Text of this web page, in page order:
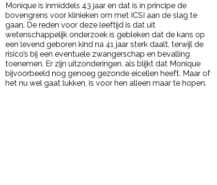
Monique is inmiddels 43 jaar en dat is in principe de
bovengrens voor klinieken om met ICSI aan de slag te
gaan. De reden voor deze leeftijd is dat uit
wetenschappelijk onderzoek is gebleken dat de kans op
een levend geboren kind na 41 jaar sterk daalt, terwijl de
risico’s bij een eventuele zwangerschap en bevalling
toenemen. Er zijn uitzonderingen, als blijkt dat Monique
bijvoorbeeld nog genoeg gezonde eicellen heeft. Maar of
het nu wel gaat lukken, is voor hen alleen maar te hopen.